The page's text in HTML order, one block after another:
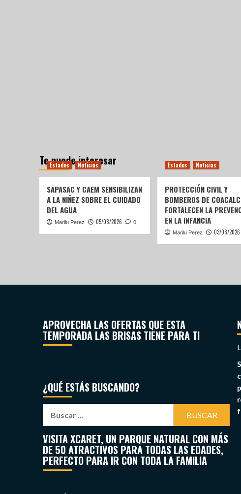
Te puede interesar
Estados Noticias
SAPASAC Y CAEM SENSIBILIZAN
A LA NIÑEZ SOBRE EL CUIDADO
DEL AGUA
Marilu Perez 05/08/2026 0
Estados Noticias
PROTECCIÓN CIVIL Y
BOMBEROS DE
FORTALECEN LA
EN LA INFANCIA
Marilu Perez 03/08/2026
APROVECHA LAS OFERTAS QUE ESTA
TEMPORADA LAS BRISAS TIENE PARA TI
¿QUÉ ESTÁS BUSCANDO?
VISITA XCARET, UN PARQUE NATURAL CON MÁS
DE 50 ATRACTIVOS PARA TODAS LAS EDADES,
PERFECTO PARA IR CON TODA LA FAMILIA